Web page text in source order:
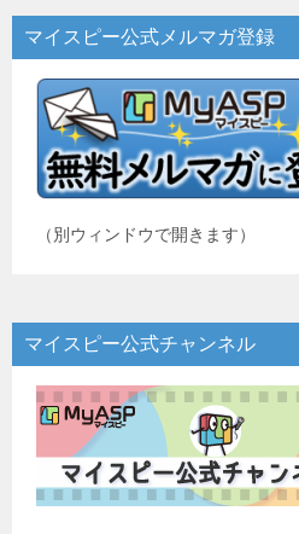
ー
シ
マイスピー公式メルマガ登録
（別ウィンドウで開きます）
マイスピー公式チャンネル